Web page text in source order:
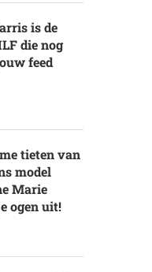
is de
die nog
feed
tieten van
model
Marie
ogen uit!